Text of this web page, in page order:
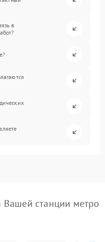
в
станции метро